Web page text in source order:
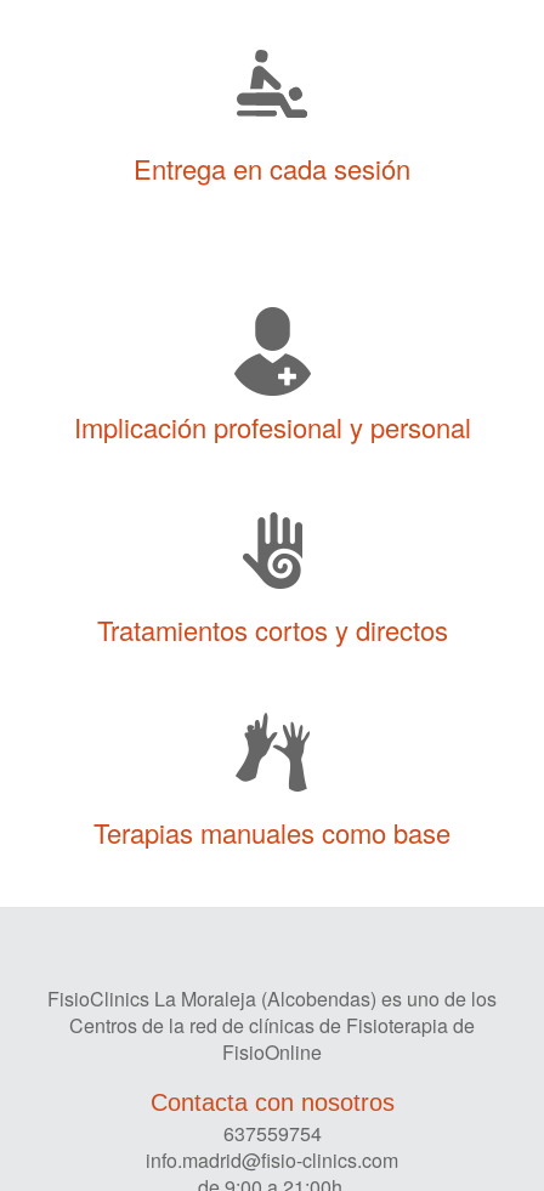
Entrega en cada sesión
Implicación profesional y personal
Tratamientos cortos y directos
Terapias manuales como base
FisioClinics La Moraleja (Alcobendas) es uno de los
Centros de la red de clínicas de Fisioterapia de
FisioOnline
Contacta con nosotros
637559754
info.madrid@fisio-clinics.com